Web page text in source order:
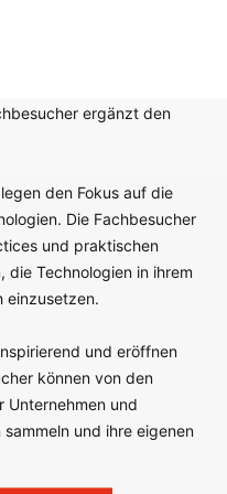
Unternehmen
den Fachbesuchern die
mit Kollegen
ergänzt den
den Fokus auf die
Die Fachbesucher
und praktischen
Technologien in ihrem
einzusetzen.
und eröffnen
können von den
Unternehmen und
und ihre eigenen